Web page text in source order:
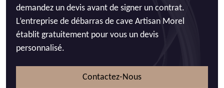
demandez un devis avant de signer un contrat.
L’entreprise de débarras de cave Artisan Morel
établit gratuitement pour vous un devis
personnalisé.
Contactez-Nous